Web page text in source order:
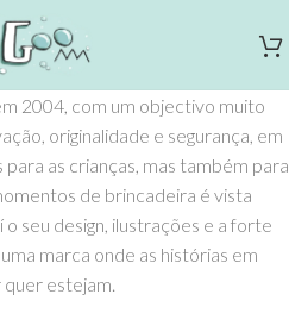
2004, com um objectivo muito
originalidade e segurança, em
as crianças, mas também para
de brincadeira é vista
seu design, ilustrações e a forte
marca onde as histórias em
quer estejam.